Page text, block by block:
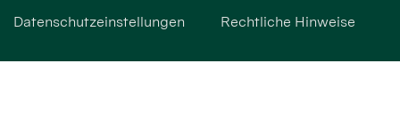
Datenschutzeinstellungen Rechtliche Hinweise